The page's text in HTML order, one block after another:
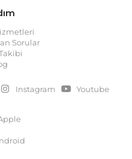
Sorular
Instagram Youtube